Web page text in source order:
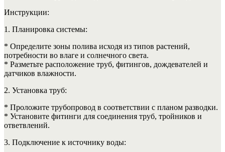
Инструкции:
1. Планировка системы:
* Определите зоны полива исходя из типов растений,
потребности во влаге и солнечного света.
* Разметьте расположение труб, фитингов, дождевателей и
датчиков влажности.
2. Установка труб:
* Проложите трубопровод в соответствии с планом разводки.
* Установите фитинги для соединения труб, тройников и
ответвлений.
3. Подключение к источнику воды: